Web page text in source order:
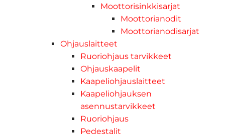
Moottorisinkkisarjat
Moottorianodit
Moottorianodisarjat
Ohjauslaitteet
Ruoriohjaus tarvikkeet
Ohjauskaapelit
Kaapeliohjauslaitteet
Kaapeliohjauksen
asennustarvikkeet
Ruoriohjaus
Pedestalit